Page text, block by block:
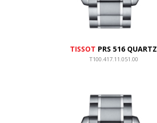
TISSOT PRS 516 QUARTZ
T100.417.11.051.00